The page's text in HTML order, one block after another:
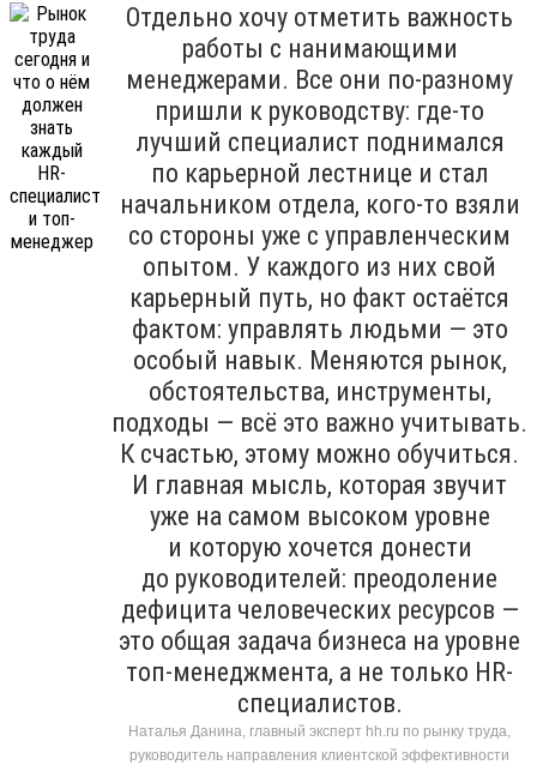
Отдельно хочу отметить важность
работы с нанимающими
менеджерами. Все они по-разному
пришли к руководству: где-то
лучший специалист поднимался
по карьерной лестнице и стал
начальником отдела, кого-то взяли
со стороны уже с управленческим
опытом. У каждого из них свой
карьерный путь, но факт остаётся
фактом: управлять людьми — это
особый навык. Меняются рынок,
обстоятельства, инструменты,
подходы — всё это важно учитывать.
К счастью, этому можно обучиться.
И главная мысль, которая звучит
уже на самом высоком уровне
и которую хочется донести
до руководителей: преодоление
дефицита человеческих ресурсов —
это общая задача бизнеса на уровне
топ-менеджмента, а не только HR-
специалистов.
Наталья Данина, главный эксперт hh.ru по рынку труда,
руководитель направления клиентской эффективности